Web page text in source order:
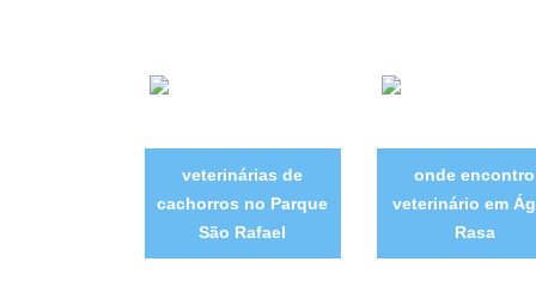
veterinárias de
cachorros no Parque
São Rafael
onde encontro
veterinário em
Rasa